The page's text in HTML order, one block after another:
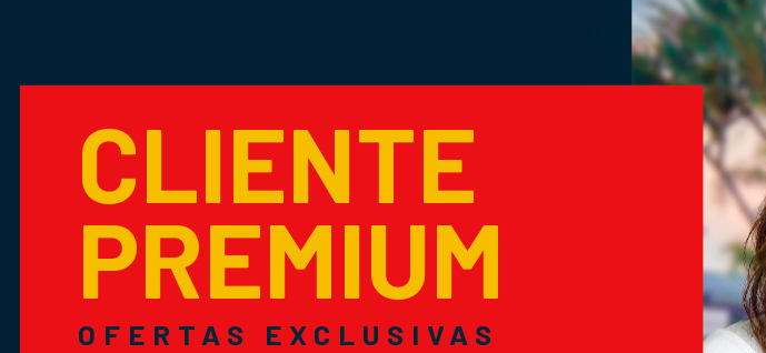
CLIENTE
PREMIUM
OFERTAS EXCLUSIVAS